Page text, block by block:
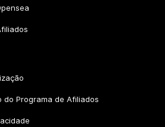
do Programa de Afiliados